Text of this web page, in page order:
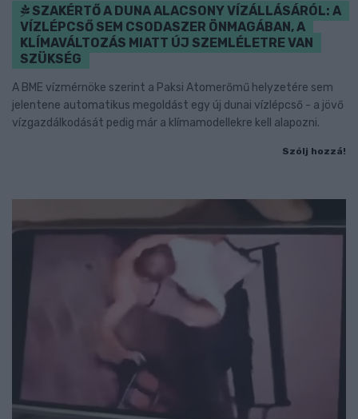
SZAKÉRTŐ A DUNA ALACSONY VÍZÁLLÁSÁRÓL: A
VÍZLÉPCSŐ SEM CSODASZER ÖNMAGÁBAN, A
KLÍMAVÁLTOZÁS MIATT ÚJ SZEMLÉLETRE VAN
SZÜKSÉG
A BME vízmérnöke szerint a Paksi Atomerőmű helyzetére sem
jelentene automatikus megoldást egy új dunai vízlépcső - a jövő
vízgazdálkodását pedig már a klímamodellekre kell alapozni.
Szólj hozzá!